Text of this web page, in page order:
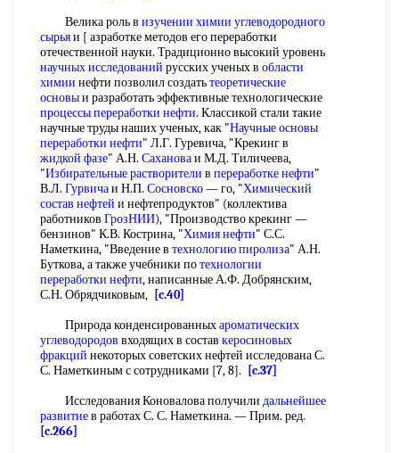
Велика роль в изучении химии углеводородного
сырьяи [ азработке методов его переработки
отечественной науки. Традиционно высокий уровень
научных исследований русских ученых в области
химии нефти позволил создатьтеоретические
основыи разработать эффективные технологические
процессы переработки нефти. Классикой стали такие
научные труды наших ученых, как "Научные основы
переработки нефти" Л.Г. Гуревича, "Крекинг в
жидкой фазе" А.Н. Сахановаи М.Д. Тиличеева,
"Избирательные растворители в переработке нефти"
В.Л. Гурвичаи Н.П. Сосновско— го, "Химический
состав нефтей и нефтепродуктов" (коллектива
работников ГрозНИИ), "Производство крекинг —
бензинов" К.В. Кострина, "Химия нефти" С.С.
Наметкина, "Введение в технологию пиролиза" А.Н.
Буткова, а также учебники потехнологии
переработки нефти, написанные А.Ф. Добрянским,
С.Н. Обрядчиковым, [c.40]
Природа конденсированныхароматических
углеводородов входящих в состав керосиновых
фракций некоторых советских нефтей исследована С.
С. Наметкиным с сотрудниками [7, 8].
[c.37]
Исследования Коновалова получили дальнейшее
развитиев работах С. С. Наметкина. — Прим. ред.
[c.266]